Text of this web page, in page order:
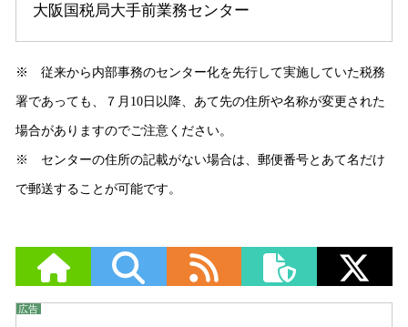
大阪国税局大手前業務センター
※ 従来から内部事務のセンター化を先行して実施していた税務
署であっても、７月10日以降、あて先の住所や名称が変更された
場合がありますのでご注意ください。
※ センターの住所の記載がない場合は、郵便番号とあて名だけ
で郵送することが可能です。